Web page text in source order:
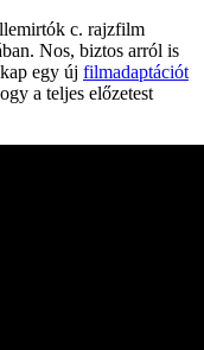
c. rajzfilm
Nos, biztos arról is
egy új filmadaptációt
a teljes előzetest